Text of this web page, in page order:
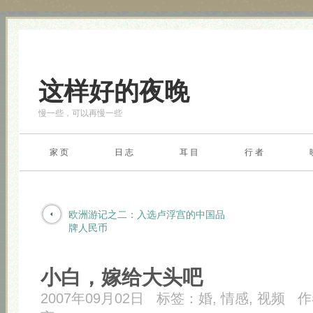
这样好的夜晚
慢一些，可以再慢一些
家 页 日 志 耳 目 行 者
欧洲游记之二：入选卢浮宫的中国品
牌人民币
小白，嫁给大头吧
2007年09月02日 标签： 婚,情感, 视频